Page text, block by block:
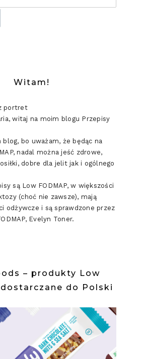
Witam!
witaj na moim blogu Przepisy
bo uważam, że będąc na
nadal można jeść zdrowe,
dobre dla jelit jak i ogólnego
są Low FODMAP, w większości
(choć nie zawsze), mają
odżywcze i są sprawdzone przez
Evelyn Toner.
– produkty Low
dostarczane do Polski